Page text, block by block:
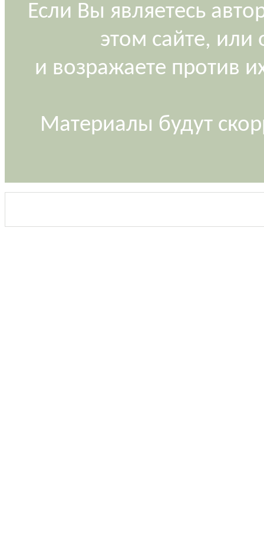
Если Вы являетесь
этом сайте, или
и возражаете против
Материалы будут